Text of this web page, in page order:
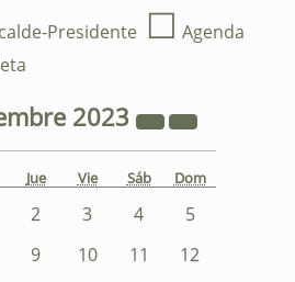
Presidente ☐ Agenda
2023
Jue Vie Sáb Dom
2 3 4
5
9 10 11
12